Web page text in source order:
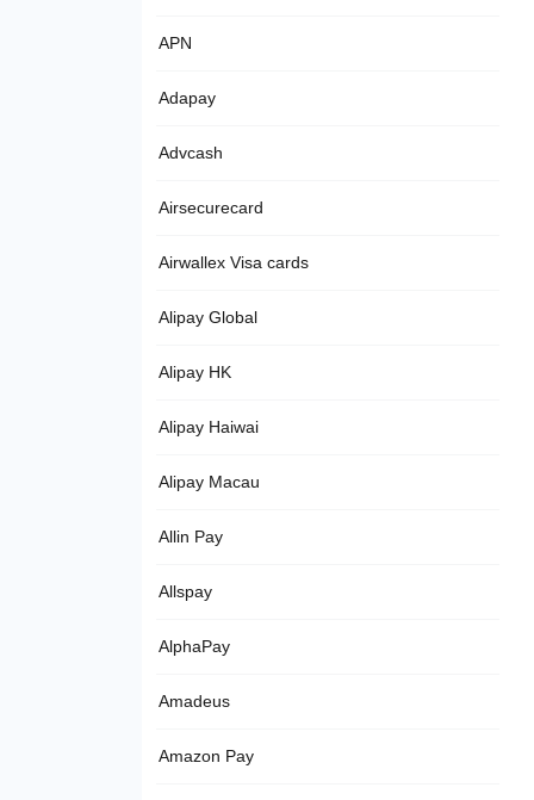
APN
Adapay
Advcash
Airsecurecard
Airwallex Visa cards
Alipay Global
Alipay HK
Alipay Haiwai
Alipay Macau
Allin Pay
Allspay
AlphaPay
Amadeus
Amazon Pay